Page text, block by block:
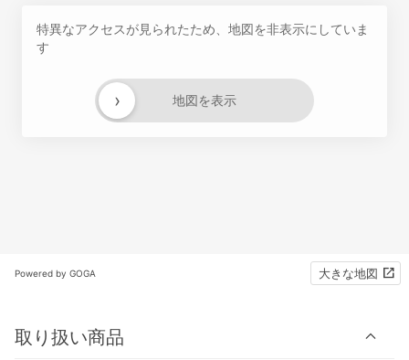
特異なアクセスが見られたため、地図を非表示にしていま
す
地図を表示
›
Powered by GOGA 大きな地図
取り扱い商品